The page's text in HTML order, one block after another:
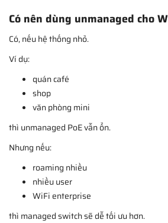
Có nên dùng unmanaged cho
Có, nếu hệ thống nhỏ.
Ví dụ:
quán café
shop
văn phòng mini
thì unmanaged PoE vẫn ổn.
Nhưng nếu:
roaming nhiều
nhiều user
WiFi enterprise
thì managed switch sẽ dễ tối ưu hơn.